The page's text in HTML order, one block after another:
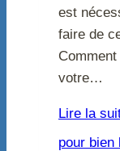
est
faire de
votre…
Lire la
pour bien